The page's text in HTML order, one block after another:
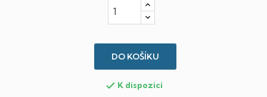
DO KOŠÍKU
 K dispozici